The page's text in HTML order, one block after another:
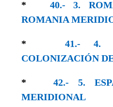
* 40.- 3.
ROMANIA
*41.- 4.
COLONIZACIÓN
*42.- 5.
MERIDIONAL